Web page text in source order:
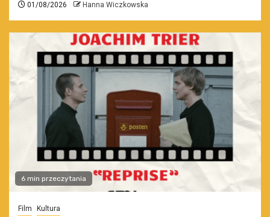
01/08/2026 Hanna Wiczkowska
6 min przeczytania
Film Kultura